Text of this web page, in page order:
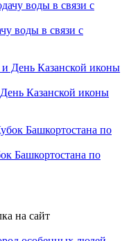
воды в связи с
Казанской иконы
Башкортостана по
на сайт